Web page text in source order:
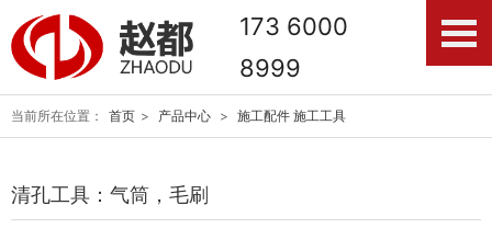
173 6000
8999
当前所在位置： 首页 > 产品中心 > 施工配件 施工工具
清孔工具：气筒，毛刷